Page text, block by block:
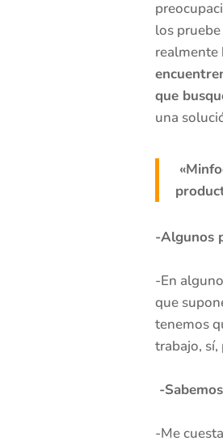
los
realmente
que
una
-Algunos
-En
que
tenemos
trabajo, sí,
-
-Me